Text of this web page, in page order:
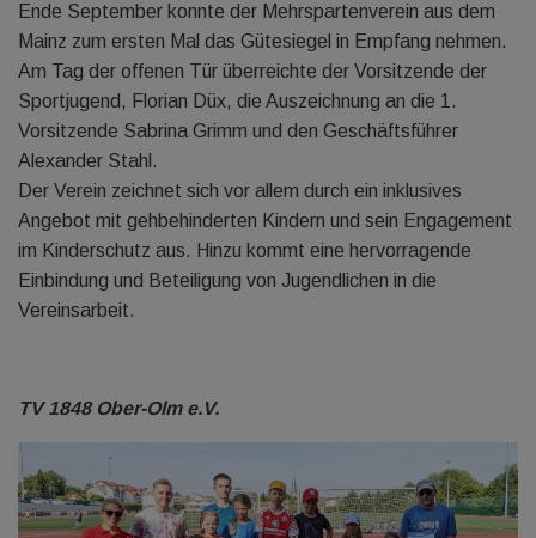
Ende September konnte der Mehrspartenverein aus dem
Mainz zum ersten Mal das Gütesiegel in Empfang nehmen.
Am Tag der offenen Tür überreichte der Vorsitzende der
Sportjugend, Florian Düx, die Auszeichnung an die 1.
Vorsitzende Sabrina Grimm und den Geschäftsführer
Alexander Stahl.
Der Verein zeichnet sich vor allem durch ein inklusives
Angebot mit gehbehinderten Kindern und sein Engagement
im Kinderschutz aus. Hinzu kommt eine hervorragende
Einbindung und Beteiligung von Jugendlichen in die
Vereinsarbeit.
TV 1848 Ober-Olm e.V.